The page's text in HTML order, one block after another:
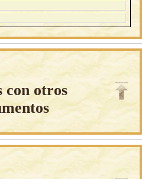
con otros